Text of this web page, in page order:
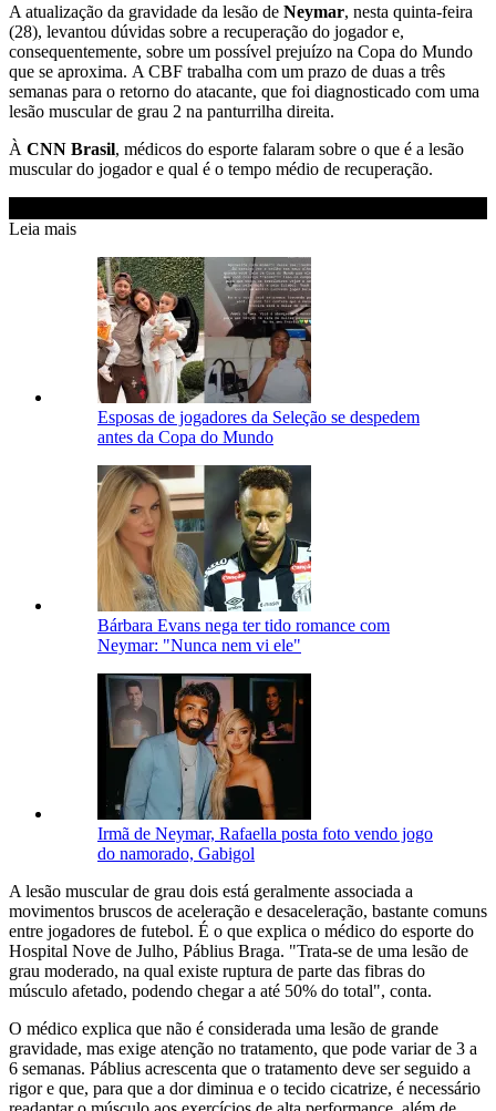
A atualização da gravidade da lesão de Neymar, nesta quinta-feira
(28), levantou dúvidas sobre a recuperação do jogador e,
consequentemente, sobre um possível prejuízo na Copa do Mundo
que se aproxima. A CBF trabalha com um prazo de duas a três
semanas para o retorno do atacante, que foi diagnosticado com uma
lesão muscular de grau 2 na panturrilha direita.
À CNN Brasil, médicos do esporte falaram sobre o que é a lesão
muscular do jogador e qual é o tempo médio de recuperação.
Leia mais
Esposas de jogadores da Seleção se despedem
antes da Copa do Mundo
Bárbara Evans nega ter tido romance com
Neymar: "Nunca nem vi ele"
Irmã de Neymar, Rafaella posta foto vendo jogo
do namorado, Gabigol
A lesão muscular de grau dois está geralmente associada a
movimentos bruscos de aceleração e desaceleração, bastante comuns
entre jogadores de futebol. É o que explica o médico do esporte do
Hospital Nove de Julho, Páblius Braga. "Trata-se de uma lesão de
grau moderado, na qual existe ruptura de parte das fibras do
músculo afetado, podendo chegar a até 50% do total", conta.
O médico explica que não é considerada uma lesão de grande
gravidade, mas exige atenção no tratamento, que pode variar de 3 a
6 semanas. Páblius acrescenta que o tratamento deve ser seguido a
rigor e que, para que a dor diminua e o tecido cicatrize, é necessário